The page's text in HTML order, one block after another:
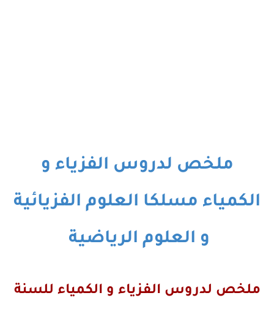
ملخص لدروس الفزياء و
الكمياء مسلكا العلوم الفزيائية
و العلوم الرياضية
ملخص لدروس الفزياء و الكمياء للسنة